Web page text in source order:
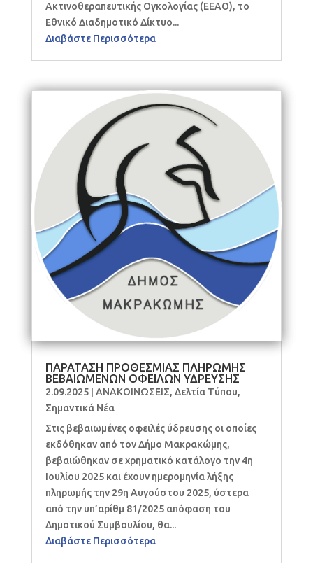
Ακτινοθεραπευτικής Ογκολογίας (ΕΕΑΟ), το
Εθνικό Διαδημοτικό Δίκτυο...
Διαβάστε Περισσότερα
ΠΑΡΑΤΑΣΗ ΠΡΟΘΕΣΜΙΑΣ ΠΛΗΡΩΜΗΣ
ΒΕΒΑΙΩΜΕΝΩΝ ΟΦΕΙΛΩΝ ΥΔΡΕΥΣΗΣ
2.09.2025| ΑΝΑΚΟΙΝΩΣΕΙΣ, Δελτία Τύπου,
Σημαντικά Νέα
Στις βεβαιωμένες οφειλές ύδρευσης οι οποίες
εκδόθηκαν από τον Δήμο Μακρακώμης,
βεβαιώθηκαν σε χρηματικό κατάλογο την 4η
Ιουλίου 2025 και έχουν ημερομηνία λήξης
πληρωμής την 29η Αυγούστου 2025, ύστερα
από την υπ’αρίθμ 81/2025 απόφαση του
Δημοτικού Συμβουλίου, θα...
Διαβάστε Περισσότερα